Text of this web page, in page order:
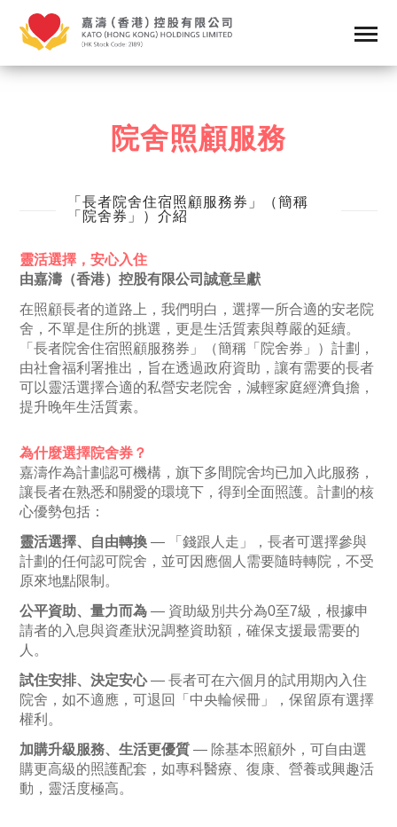
院舍照顧服務
「長者院舍住宿照顧服務券」（簡稱
「院舍券」）介紹
靈活選擇，安心入住
由嘉濤（香港）控股有限公司誠意呈獻
在照顧長者的道路上，我們明白，選擇一所合適的安老院
舍，不單是住所的挑選，更是生活質素與尊嚴的延續。
「長者院舍住宿照顧服務券」（簡稱「院舍券」）計劃，
由社會福利署推出，旨在透過政府資助，讓有需要的長者
可以靈活選擇合適的私營安老院舍，減輕家庭經濟負擔，
提升晚年生活質素。
為什麼選擇院舍券？
嘉濤作為計劃認可機構，旗下多間院舍均已加入此服務，
讓長者在熟悉和關愛的環境下，得到全面照護。計劃的核
心優勢包括：
靈活選擇、自由轉換 — 「錢跟人走」，長者可選擇參與
計劃的任何認可院舍，並可因應個人需要隨時轉院，不受
原來地點限制。
公平資助、量力而為 — 資助級別共分為0至7級，根據申
請者的入息與資產狀況調整資助額，確保支援最需要的
人。
試住安排、決定安心— 長者可在六個月的試用期內入住
院舍，如不適應，可退回「中央輪候冊」，保留原有選擇
權利。
加購升級服務、生活更優質 — 除基本照顧外，可自由選
購更高級的照護配套，如專科醫療、復康、營養或興趣活
動，靈活度極高。